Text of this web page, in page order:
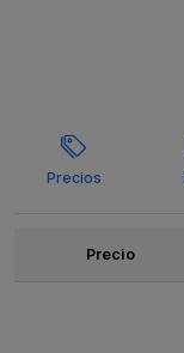
Precios
OfertasPrecio